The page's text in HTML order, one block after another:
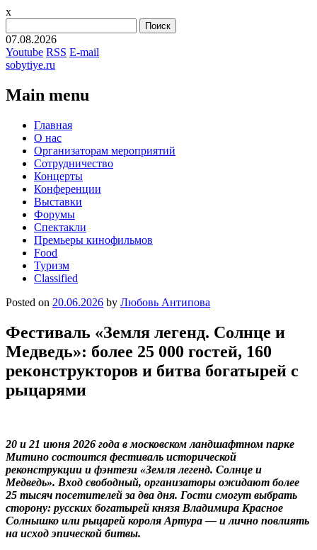
x
07.08.2026
Youtube RSS E-mail
sobytiye.ru
Main menu
Skip
content
Главная
О нас
Организаторам мероприятий
Сотрудничество
Концерты
Конференции
Выставки
Форумы
Спектакли
Премьеры кинофильмов
Food
Туризм
Сlassified
Posted on 20.06.2026 by Любовь Антипова
Фестиваль «Земля легенд. Солнце и
Медведь»: более 25 000 гостей, 160
реконструкторов и битва богатырей с
рыцарями
20 и 21 июня 2026 года в московском ландшафтном парке
Митино состоится фестиваль исторической
реконструкции и фэнтези «Земля легенд. Солнце и
Медведь». Вход свободный, организаторы ожидают более
25 тысяч посетителей за два дня. Гости смогут выбрать
сторону: русских богатырей князя Владимира Красное
Солнышко или рыцарей короля Артура — и лично повлиять
на исход эпической битвы.